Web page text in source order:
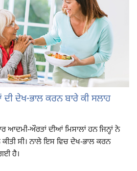
ਦੇਖ-ਭਾਲ ਕਰਨ ਬਾਰੇ ਕੀ ਸਲਾਹ
ਆਦਮੀ-ਔਰਤਾਂ ਦੀਆਂ ਮਿਸਾਲਾਂ ਹਨ ਜਿਨ੍ਹਾਂ ਨੇ
ਸੀ। ਨਾਲੇ ਇਸ ਵਿਚ ਦੇਖ-ਭਾਲ ਕਰਨ
ਹੈ।